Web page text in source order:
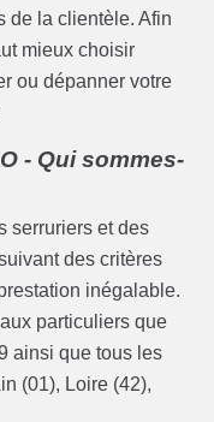
de la clientèle. Afin
mieux choisir
ou dépanner votre
- Qui sommes-
serruriers et des
des critères
inégalable.
particuliers que
ainsi que tous les
(01), Loire (42),